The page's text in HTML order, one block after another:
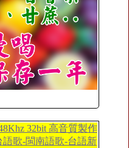
32bit 高音質製作
歌-閩南語歌-台語新